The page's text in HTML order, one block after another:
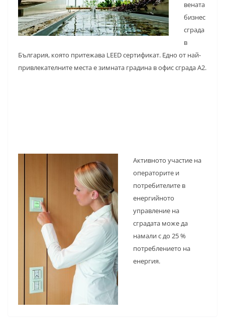
вената
бизнес
сграда
в
България, която притежава LEED сертификат. Едно от най-
привлекателните места е зимната градина в офис сграда А2.
Активното участие на
операторите и
потребителите в
енергийното
управление на
сградата може да
намали с до 25 %
потреблението на
енергия.